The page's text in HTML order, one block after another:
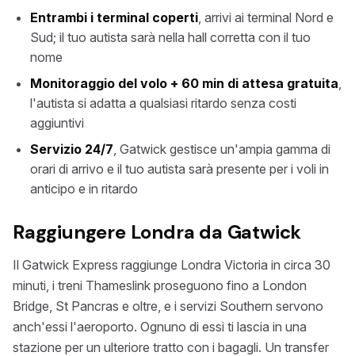
Entrambi i terminal coperti, arrivi ai terminal Nord e
Sud; il tuo autista sarà nella hall corretta con il tuo
nome
Monitoraggio del volo + 60 min di attesa gratuita,
l'autista si adatta a qualsiasi ritardo senza costi
aggiuntivi
Servizio 24/7, Gatwick gestisce un'ampia gamma di
orari di arrivo e il tuo autista sarà presente per i voli in
anticipo e in ritardo
Raggiungere Londra da Gatwick
Il Gatwick Express raggiunge Londra Victoria in circa 30
minuti, i treni Thameslink proseguono fino a London
Bridge, St Pancras e oltre, e i servizi Southern servono
anch'essi l'aeroporto. Ognuno di essi ti lascia in una
stazione per un ulteriore tratto con i bagagli. Un transfer